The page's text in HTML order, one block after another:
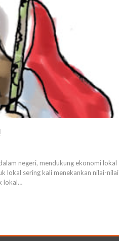
negeri, mendukung ekonomi lokal
lokal sering kali menekankan nilai-nilai
lokal…